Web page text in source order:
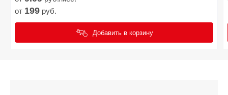
от 199 руб.
Добавить в корзину